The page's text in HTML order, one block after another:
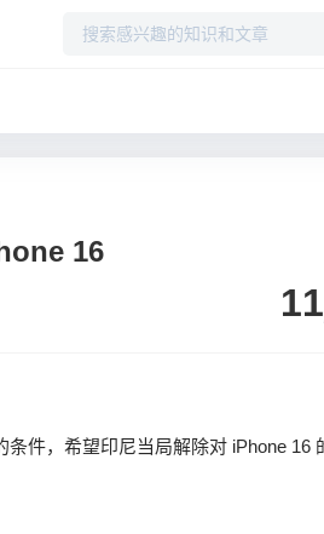
16
11
件，希望印尼当局解除对 iPhone 16